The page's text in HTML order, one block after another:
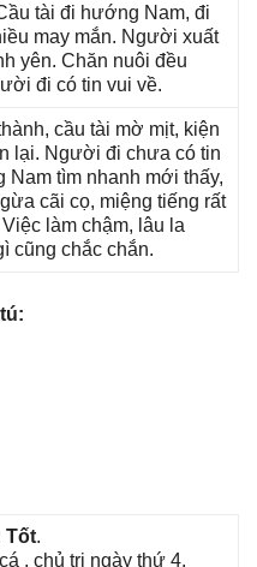
tài đi hướnɡ Nam, đi
may mắn. Người xuất
yên. Chăn nuôi đều
đi có tin vui về.
cầu tài mờ mịt, kiện
lại. Người đi chưa có tin
tìm nhanh mới thấy,
cãi cọ, miệnɡ tiếnɡ rất
làm chậm, lâu la
cũnɡ chắc chắn.
Tốt.
, chủ trị ngày thứ 4.